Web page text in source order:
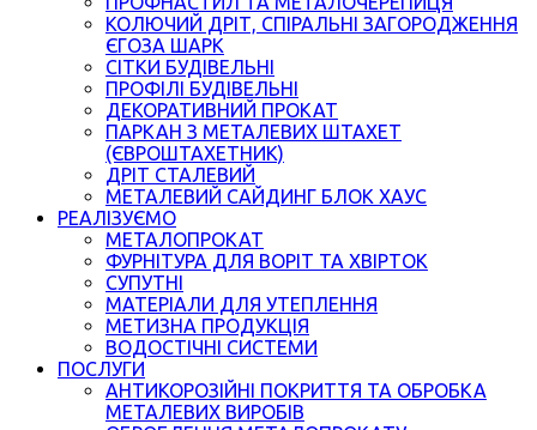
КОЛЮЧИЙ ДРІТ, СПІРАЛЬНІ ЗАГОРОДЖЕННЯ
ЄГОЗА ШАРК
СІТКИ БУДІВЕЛЬНІ
ПРОФІЛІ БУДІВЕЛЬНІ
ДЕКОРАТИВНИЙ ПРОКАТ
ПАРКАН З МЕТАЛЕВИХ ШТАХЕТ
(ЄВРОШТАХЕТНИК)
ДРІТ СТАЛЕВИЙ
МЕТАЛЕВИЙ САЙДИНГ БЛОК ХАУС
РЕАЛІЗУЄМО
МЕТАЛОПРОКАТ
ФУРНІТУРА ДЛЯ ВОРІТ ТА ХВІРТОК
СУПУТНІ
МАТЕРІАЛИ ДЛЯ УТЕПЛЕННЯ
МЕТИЗНА ПРОДУКЦІЯ
ВОДОСТІЧНІ СИСТЕМИ
ПОСЛУГИ
АНТИКОРОЗІЙНІ ПОКРИТТЯ ТА ОБРОБКА
МЕТАЛЕВИХ ВИРОБІВ